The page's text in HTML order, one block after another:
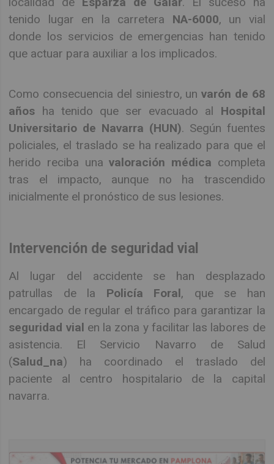
tenido lugar en la carretera NA-6000, un vial
donde los servicios de emergencias han tenido
que actuar para auxiliar a los implicados.
Como consecuencia del siniestro, unvarón de 68
años ha tenido que ser evacuado al Hospital
Universitario de Navarra (HUN). Según fuentes
policiales, el traslado se ha realizado para que el
herido reciba unavaloración médica completa
tras el impacto, aunque no ha trascendido
inicialmente el pronóstico de sus lesiones.
Intervención de seguridad vial
Al lugar del accidente se han desplazado
patrullas de la Policía Foral, que se han
encargado de regular el tráfico para garantizar la
seguridad vial en la zona y facilitar las labores de
asistencia. El Servicio Navarro de Salud
(Salud_na) ha coordinado el traslado del
paciente al centro hospitalario de la capital
navarra.